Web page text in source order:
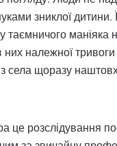
зниклої дитини.
таємничого маніяка
них належної
села щоразу
це розслідування